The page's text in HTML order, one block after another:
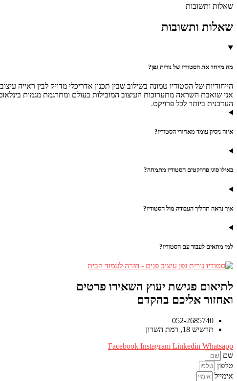
שאלות ותשובות
שאלות ותשובות
מה מייחד את הסטודיו של נורית גפן?
הייחודיות של הסטודיו טמונה בשילוב שבין תכנון אדריכלי מדויק לבין
העדכנית ביותר לכל פרויקט.
איזה ניסיון עומד מאחורי הסטודיו?
באילו סוגי פרויקטים הסטודיו מתמחה?
איך נראה תהליך העבודה מול הסטודיו?
למי מתאים לעבוד עם הסטודיו?
לתיאום פגישת יעוץ השאירו פרטים
ואחזור אליכם בהקדם
052-2685740
תרשיש 18, רמת השרון
Facebook Instagram Linkedin Whatsapp
שם
טלפון
אימייל